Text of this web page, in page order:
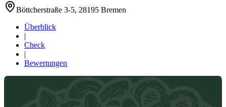
Böttcherstraße 3-5, 28195 Bremen
Überblick
|
Check
|
Bewertungen